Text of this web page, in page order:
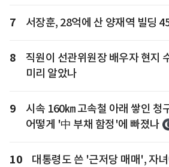
7 서장훈, 28억에 산 양재역 빌딩
8
직원이 선관위원장 배우자 현지
미리 알았나
9
시속 160㎞ 고속철 아래 쌓인
어떻게 '中 부채 함정'에 빠졌나
10
대통령도 쓴 '근저당 매매', 자